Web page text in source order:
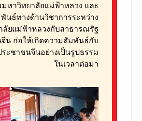
มหาวิทยาลัยแม่ฟ้าหลวง และ
นธ์ทางด้านวิชาการระหว่าง
ลัยแม่ฟ้าหลวงกับสาธารณรัฐ
น ก่อให้เกิดความสัมพันธ์กับ
ะชาชนจีนอย่างเป็นรูปธรรม
ในเวลาต่อมา